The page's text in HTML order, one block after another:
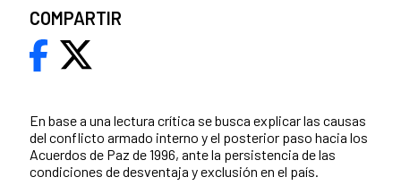
En base a una lectura crítica se busca explicar las causas
del conflicto armado interno y el posterior paso hacia los
Acuerdos de Paz de 1996, ante la persistencia de las
condiciones de desventaja y exclusión en el país.
COMPARTIR